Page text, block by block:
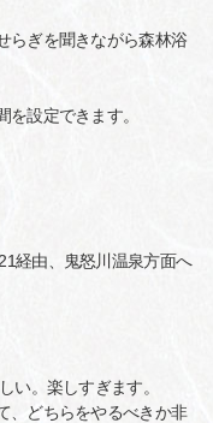
らぎを聞きながら森林浴
設定できます。
経由、鬼怒川温泉方面へ
い。楽しすぎます。
、どちらをやるべきか非